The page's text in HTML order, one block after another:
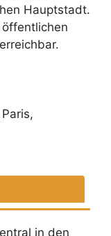
Hauptstadt.
in den